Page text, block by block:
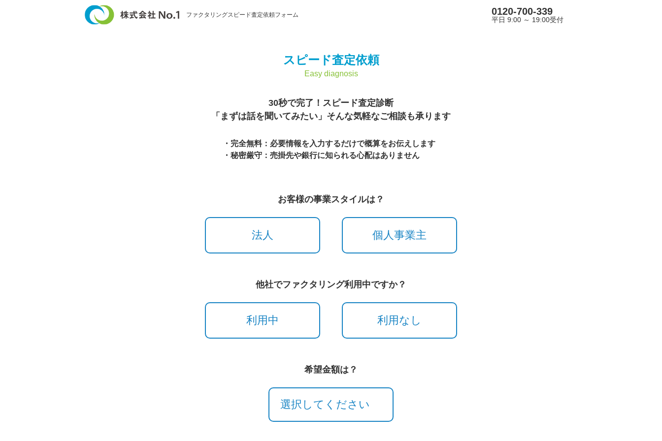
ファクタリングスピード査定依頼フォーム 0120-700-339
平日 9:00 ～ 19:00受付
スピード査定依頼
Easy diagnosis
30秒で完了！スピード査定診断
「まずは話を聞いてみたい」そんな気軽なご相談も承ります
完全無料：必要情報を入力するだけで概算をお伝えします
秘密厳守：売掛先や銀行に知られる心配はありません
お客様の事業スタイルは？
法人 個人事業主
他社でファクタリング利用中ですか？
利用中 利用なし
希望金額は？